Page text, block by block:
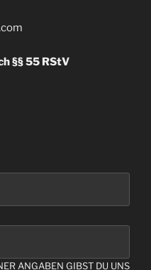
§§ 55 RStV
ANGABEN GIBST DU UNS